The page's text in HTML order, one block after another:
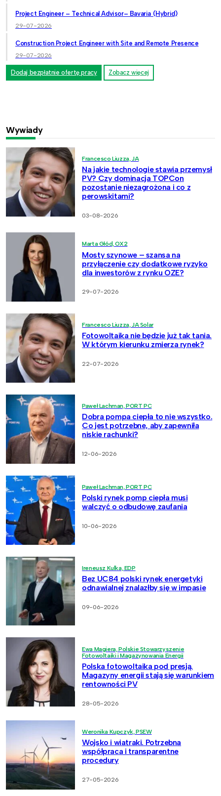
Project Engineer – Technical Advisor– Bavaria (Hybrid)
29-07-2026
Construction Project Engineer with Site and Remote Presence
29-07-2026
Dodaj bezpłatnie ofertę pracy Zobacz więcej
Wywiady
Francesco Liuzza, JA
Na jakie technologie stawia przemysł
PV? Czy dominacja TOPCon
pozostanie niezagrożona i co z
perowskitami?
03-08-2026
Marta Głód, OX2
Mosty szynowe – szansa na
przyłączenie czy dodatkowe ryzyko
dla inwestorów z rynku OZE?
29-07-2026
Francesco Liuzza, JA Solar
Fotowoltaika nie będzie już tak tania.
W którym kierunku zmierza rynek?
22-07-2026
Paweł Lachman, PORT PC
Dobra pompa ciepła to nie wszystko.
Co jest potrzebne, aby zapewniła
niskie rachunki?
12-06-2026
Paweł Lachman, PORT PC
Polski rynek pomp ciepła musi
walczyć o odbudowę zaufania
10-06-2026
Ireneusz Kulka, EDP
Bez UC84 polski rynek energetyki
odnawialnej znalazłby się w impasie
09-06-2026
Ewa Magiera, Polskie Stowarzyszenie
Fotowoltaiki i Magazynowania Energii
Polska fotowoltaika pod presją.
Magazyny energii stają się warunkiem
rentowności PV
28-05-2026
Weronika Kupczyk, PSEW
Wojsko i wiatraki. Potrzebna
współpraca i transparentne
procedury
27-05-2026